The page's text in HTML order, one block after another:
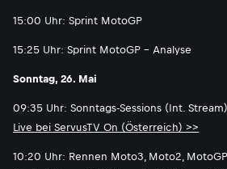
15:00 Uhr: Sprint MotoGP
15:25 Uhr: Sprint MotoGP - Analyse
Sonntag, 26. Mai
09:35 Uhr: Sonntags-Sessions (Int. Stream)
Live bei ServusTV On (Österreich) >>
10:20 Uhr: Rennen Moto3, Moto2, MotoGP